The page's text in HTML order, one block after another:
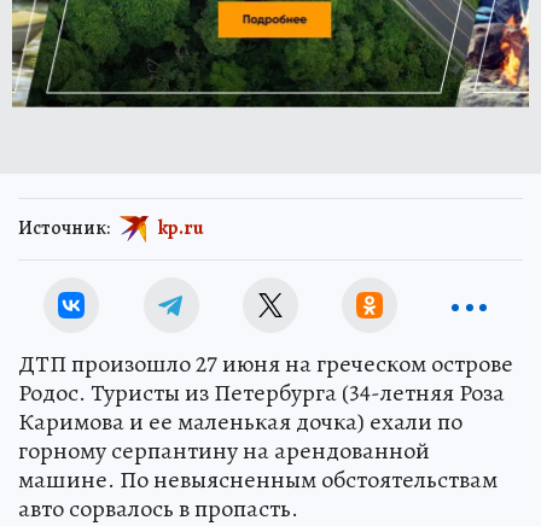
Источник: kp.ru
ДТП произошло 27 июня на греческом острове
Родос. Туристы из Петербурга (34-летняя Роза
Каримова и ее маленькая дочка) ехали по
горному серпантину на арендованной
машине. По невыясненным обстоятельствам
авто сорвалось в пропасть.